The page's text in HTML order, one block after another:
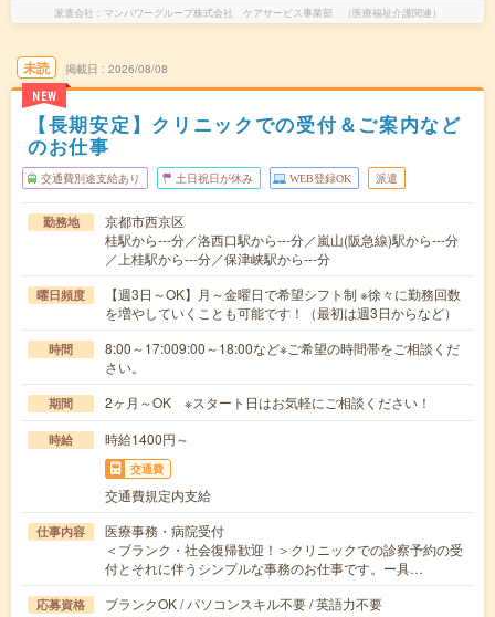
派遣会社 マンパワーグループ株式会社 ケアサービス事業部 （医療福祉介護関連）
未読
NEW
掲載日 2026/08/08
【長期安定】クリニックでの受付＆ご案内など
のお仕事
交通費別途支給あり 土日祝日が休み WEB登録OK 派遣
勤務地
京都市西京区
桂駅から---分／洛西口駅から---分／嵐山(阪急線)駅から---分
／上桂駅から---分／保津峡駅から---分
曜日頻度
【週3日～OK】月～金曜日で希望シフト制 ※徐々に勤務回数
を増やしていくことも可能です！（最初は週3日からなど）
時間
8:00～17:009:00～18:00など※ご希望の時間帯をご相談くだ
さい。
期間 2ヶ月～OK ※スタート日はお気軽にご相談ください！
時給 時給1400円～
交通費
交通費規定内支給
仕事内容
医療事務・病院受付
＜ブランク・社会復帰歓迎！＞クリニックでの診察予約の受
付とそれに伴うシンプルな事務のお仕事です。ー具…
応募資格
ブランクOK / パソコンスキル不要 / 英語力不要